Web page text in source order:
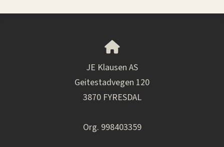
JE Klausen AS
Geitestadvegen 120
3870 FYRESDAL
Org. 998403359